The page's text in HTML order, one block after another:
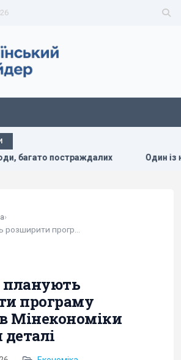
Один із найближчих
›
планують
програму
Мінекономіки